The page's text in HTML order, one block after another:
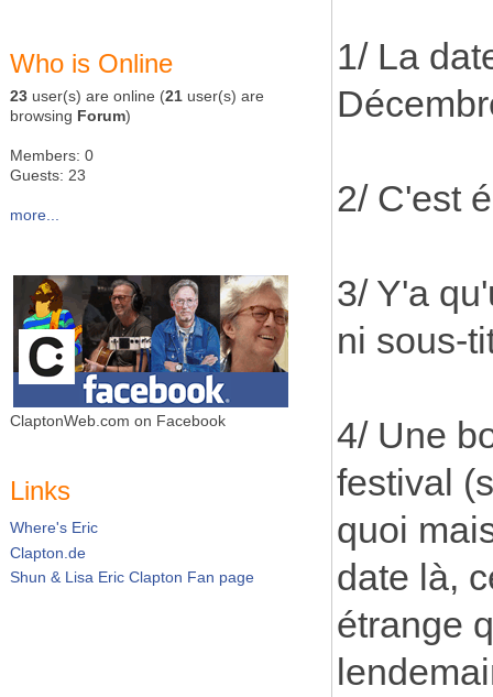
Who is Online
23 user(s) are online (21 user(s) are
browsing Forum)
Members: 0
Guests: 23
more...
ClaptonWeb.com on Facebook
Links
Where's Eric
Clapton.de
Shun & Lisa Eric Clapton Fan page
1/ La
2/ C'est
3/ Y'a
ni sous-
4/ Une
festival
quoi
date là,
étrange